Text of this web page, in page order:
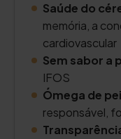
Saúde do
memória, a
cardiovascular
Sem sabor a
IFOS
Ómega de
responsável,